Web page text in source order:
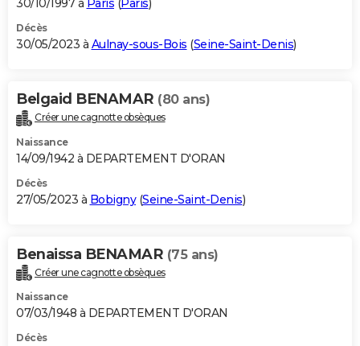
30/10/1997 à Paris (Paris)
Décès
30/05/2023 à Aulnay-sous-Bois (Seine-Saint-Denis)
Belgaid BENAMAR (80 ans)
Créer une cagnotte obsèques
Naissance
14/09/1942 à DEPARTEMENT D'ORAN
Décès
27/05/2023 à Bobigny(Seine-Saint-Denis)
Benaissa BENAMAR (75 ans)
Créer une cagnotte obsèques
Naissance
07/03/1948 à DEPARTEMENT D'ORAN
Décès